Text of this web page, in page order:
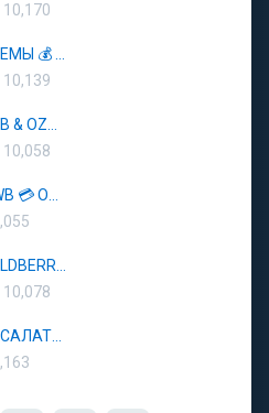
10,170
10,139
10,058
10,078